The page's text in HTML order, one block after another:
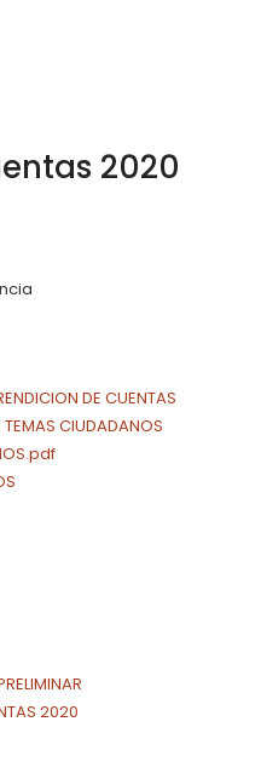
2020
DE CUENTAS
TEMAS CIUDADANOS
2020